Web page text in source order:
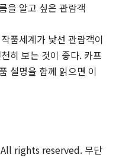
을 알고 싶은 관람객
품세계가 낯선 관람객이
히 보는 것이 좋다. 카프
설명을 함께 읽으면 이
rights reserved. 무단